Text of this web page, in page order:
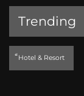
Trending
็Hotel & Resort